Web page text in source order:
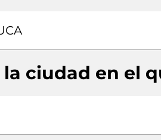
la ciudad en el